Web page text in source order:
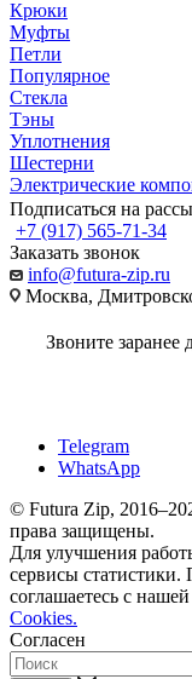
Крюки
Муфты
Петли
Популярное
Стекла
Тэны
Уплотнения
Шестерни
Электрические
Подписаться на
+7 (917) 565-71-34
Заказать звонок
info@futura-zip.ru
Москва,
Звоните заранее
Telegram
WhatsApp
© Futura Zip,
права защищены.
Для улучшения
сервисы статистики.
соглашаетесь с нашей
Cookies.
Согласен